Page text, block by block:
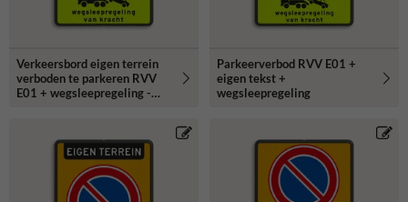
Verkeersbord eigen terrein
verboden te parkeren RVV
E01 + wegsleepregeling -
Parkeerverbod RVV E01 +
eigen tekst +
wegsleepregeling